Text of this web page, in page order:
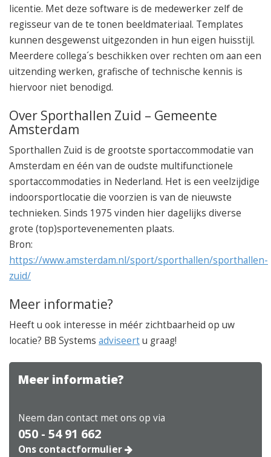
licentie. Met deze software is de medewerker zelf de
regisseur van de te tonen beeldmateriaal. Templates
kunnen desgewenst uitgezonden in hun eigen huisstijl.
Meerdere collega´s beschikken over rechten om aan een
uitzending werken, grafische of technische kennis is
hiervoor niet benodigd.
Over Sporthallen Zuid – Gemeente
Amsterdam
Sporthallen Zuid is de grootste sportaccommodatie van
Amsterdam en één van de oudste multifunctionele
sportaccommodaties in Nederland. Het is een veelzijdige
indoorsportlocatie die voorzien is van de nieuwste
technieken. Sinds 1975 vinden hier dagelijks diverse
grote (top)sportevenementen plaats.
Bron:
https://www.amsterdam.nl/sport/sporthallen/sporthallen-
zuid/
Meer informatie?
Heeft u ook interesse in méér zichtbaarheid op uw
locatie? BB Systems adviseertu graag!
Meer informatie?
Neem dan contact met ons op via
050 - 54 91 662
Ons contactformulier